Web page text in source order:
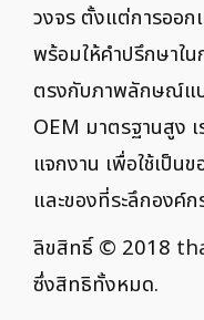
วงจร ตั้งแต่การออ
พร้อมให้คำปรึกษาใน
ตรงกับภาพลักษณ์แบ
OEM มาตรฐานสูง
แจกงาน เพื่อใช้เป็
และของที่ระลึกองค์ก
ลิขสิทธิ์ © 2018
ซึ่งสิทธิทั้งหมด.